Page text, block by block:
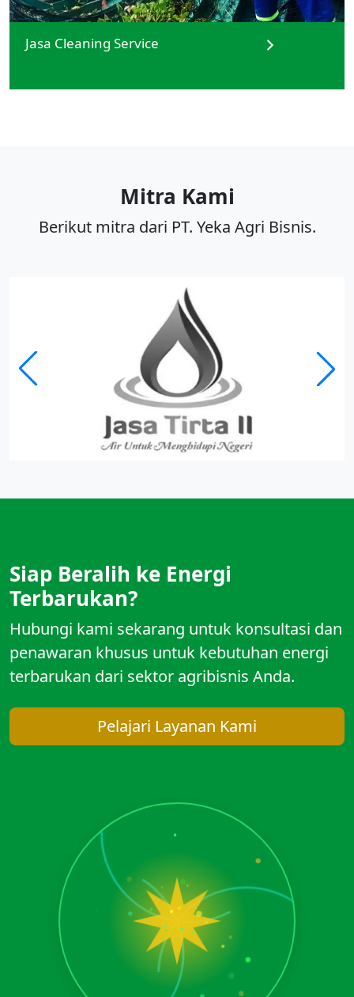
Jasa Cleaning Service
Mitra Kami
Berikut mitra dari PT. Yeka Agri Bisnis.
Siap Beralih ke Energi
Terbarukan?
Hubungi kami sekarang untuk konsultasi dan
penawaran khusus untuk kebutuhan energi
terbarukan dari sektor agribisnis Anda.
Pelajari Layanan Kami